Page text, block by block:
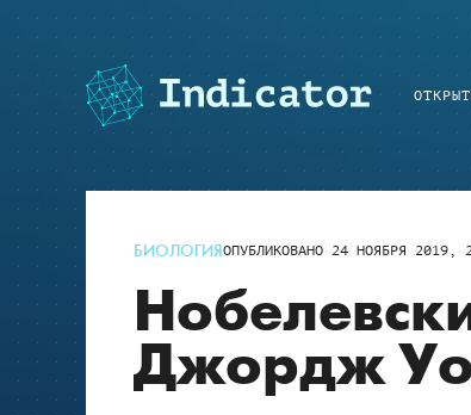
БИОЛОГИЯОПУБЛИКОВАНО 24 НОЯБРЯ 2019,
Джордж